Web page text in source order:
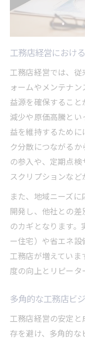
工務店経営におけ
工務店経営では、
ォームやメンテナ
益源を確保するこ
減少や原価高騰と
益を維持するため
ク分散につながる
の参入や、定期点
スクリプションなど
また、地域ニーズ
開発し、他社との
のカギとなります。
ー住宅）や省エネ
工務店が増えていま
度の向上とリピータ
多角的な工務店ビ
工務店経営の安定
存を避け、多角的